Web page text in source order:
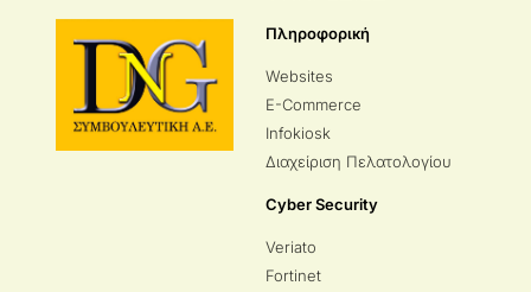
Πληροφορική
Websites
E-Commerce
Infokiosk
Διαχείριση Πελατολογίου
Cyber Security
Veriato
Fortinet